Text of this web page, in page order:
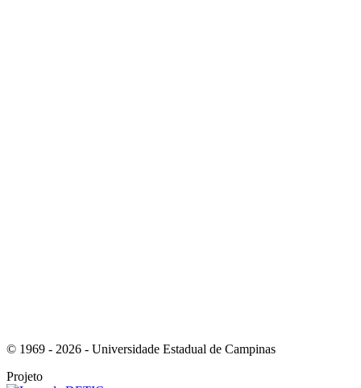
© 1969 - 2026 - Universidade Estadual de Campinas
Projeto